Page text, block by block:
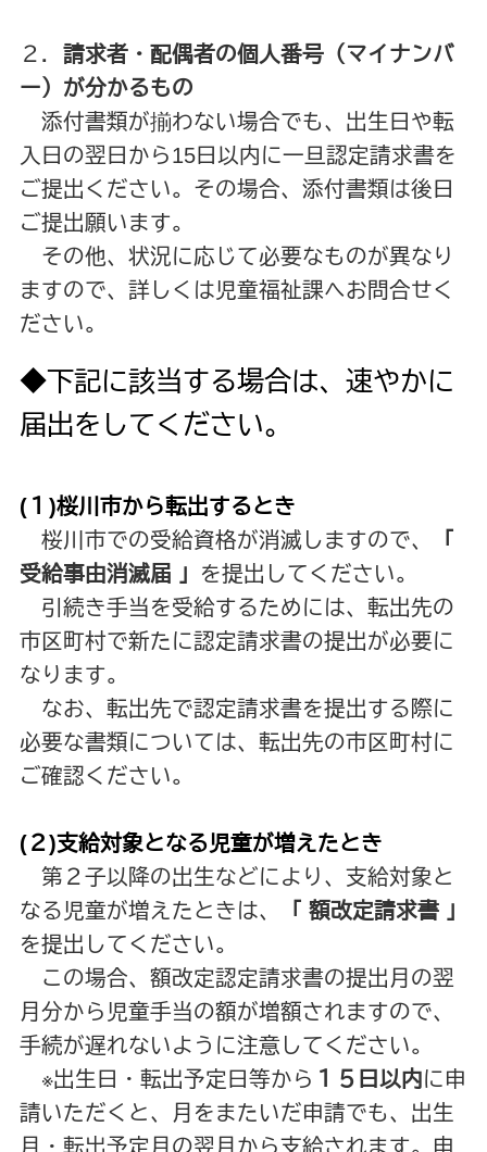
２． 請求者・配偶者の個人番号（マイナンバ
ー）が分かるもの
添付書類が揃わない場合でも、出生日や転
入日の翌日から15日以内に一旦認定請求書を
ご提出ください。その場合、添付書類は後日
ご提出願います。
その他、状況に応じて必要なものが異なり
ますので、詳しくは児童福祉課へお問合せく
ださい。
◆下記に該当する場合は、速やかに
届出をしてください。
(１)桜川市から転出するとき
桜川市での受給資格が消滅しますので、
「
受給事由消滅届 」 を提出してください。
引続き手当を受給するためには、転出先の
市区町村で新たに認定請求書の提出が必要に
なります。
なお、転出先で認定請求書を提出する際に
必要な書類については、転出先の市区町村に
ご確認ください。
(２)支給対象となる児童が増えたとき
第２子以降の出生などにより、支給対象と
なる児童が増えたときは、
「 額改定請求書 」
を提出してください。
この場合、額改定認定請求書の提出月の翌
月分から児童手当の額が増額されますので、
手続が遅れないように注意してください。
※出生日・転出予定日等から １５日以内に申
請いただくと、月をまたいだ申請でも、出生
月・転出予定月の翌月から支給されます。申